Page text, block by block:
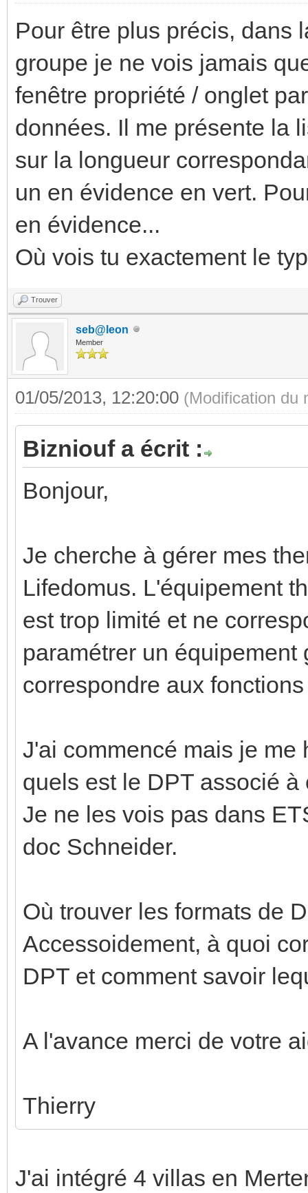
Pour être plus précis, dans
groupe je ne vois jamais
fenêtre propriété / onglet
données. Il me présente la
sur la longueur
un en évidence en vert.
en évidence...
Où vois tu exactement le
Trouver
seb@leon
Member
01/05/2013, 12:20:00 (Modification du
Bizniouf a écrit :
Bonjour,
Je cherche à gérer mes
Lifedomus. L'équipement
est trop limité et ne
paramétrer un
correspondre aux
J'ai commencé mais je me
quels est le DPT associé
Je ne les vois pas dans
doc Schneider.
Où trouver les formats de
Accessoidement, à quoi
DPT et comment savoir
A l'avance merci de votre
Thierry
J'ai intégré 4 villas en